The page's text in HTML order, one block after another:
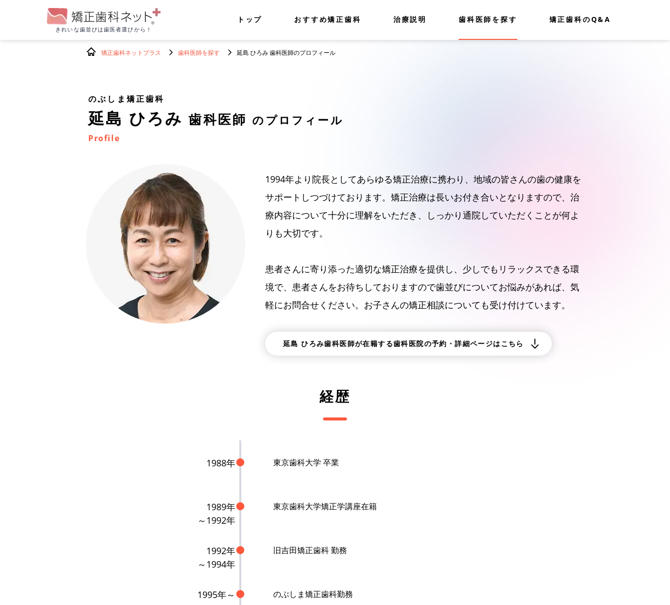
きれいな歯並びは歯医者選びから！
トップ おすすめ矯正歯科 治療説明 歯科医師を探す 矯正歯科のQ&A
矯正歯科ネットプラス 歯科医師を探す 延島 ひろみ 歯科医師のプロフィール
のぶしま矯正歯科
延島 ひろみ歯科医師 のプロフィール
Profile
1994年より院長としてあらゆる矯正治療に携わり、地域の皆さんの歯の健康を
サポートしつづけております。矯正治療は長いお付き合いとなりますので、治
療内容について十分に理解をいただき、しっかり通院していただくことが何よ
りも大切です。
患者さんに寄り添った適切な矯正治療を提供し、少しでもリラックスできる環
境で、患者さんをお待ちしておりますので歯並びについてお悩みがあれば、気
軽にお問合せください。お子さんの矯正相談についても受け付けています。
延島 ひろみ歯科医師が在籍する歯科医院の予約・詳細ページはこちら
経歴
1988年 東京歯科大学 卒業
1989年
～1992年
東京歯科大学矯正学講座在籍
1992年
～1994年
旧吉田矯正歯科 勤務
1995年～ のぶしま矯正歯科勤務